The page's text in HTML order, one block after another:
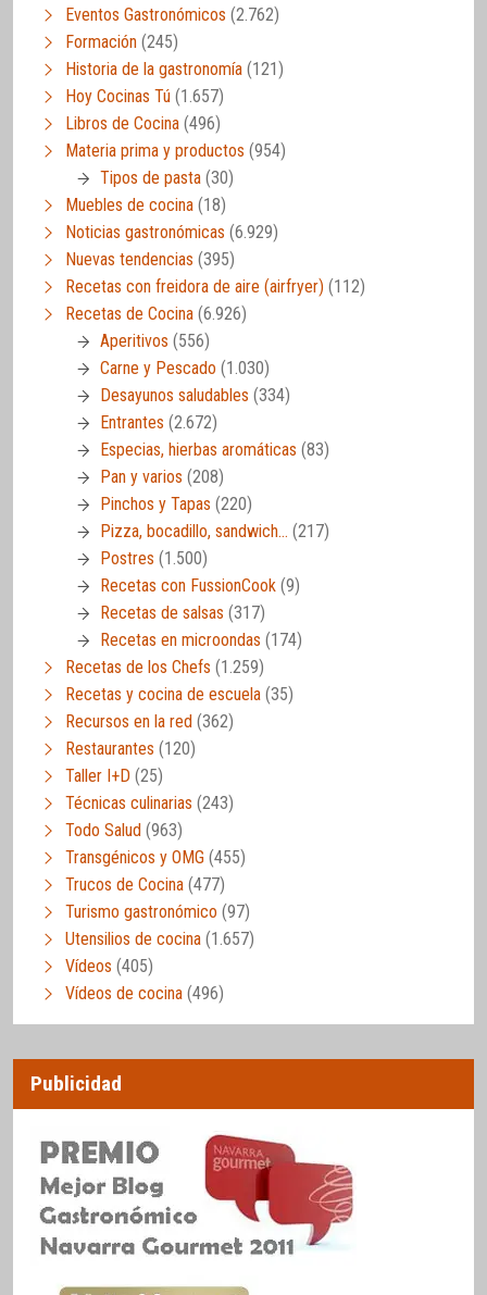
Eventos Gastronómicos (2.762)
Formación (245)
Historia de la gastronomía (121)
Hoy Cocinas Tú (1.657)
Libros de Cocina (496)
Materia prima y productos (954)
Tipos de pasta (30)
Muebles de cocina (18)
Noticias gastronómicas (6.929)
Nuevas tendencias (395)
Recetas con freidora de aire (airfryer) (112)
Recetas de Cocina (6.926)
Aperitivos (556)
Carne y Pescado (1.030)
Desayunos saludables (334)
Entrantes (2.672)
Especias, hierbas aromáticas (83)
Pan y varios (208)
Pinchos y Tapas (220)
Pizza, bocadillo, sandwich… (217)
Postres (1.500)
Recetas con FussionCook (9)
Recetas de salsas (317)
Recetas en microondas (174)
Recetas de los Chefs (1.259)
Recetas y cocina de escuela (35)
Recursos en la red (362)
Restaurantes (120)
Taller I+D (25)
Técnicas culinarias (243)
Todo Salud (963)
Transgénicos y OMG (455)
Trucos de Cocina (477)
Turismo gastronómico (97)
Utensilios de cocina (1.657)
Vídeos (405)
Vídeos de cocina (496)
Publicidad